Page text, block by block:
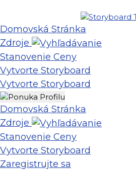
Domovská Stránka
Zdroje
Stanovenie Ceny
Vytvorte Storyboard
Vytvorte Storyboard
Domovská Stránka
Zdroje
Stanovenie Ceny
Vytvorte Storyboard
Zaregistrujte sa